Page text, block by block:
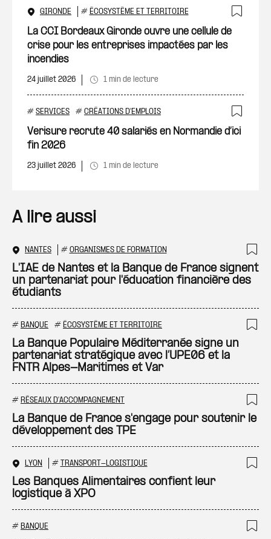
GIRONDE # ÉCOSYSTÈME ET TERRITOIRE
La CCI Bordeaux Gironde ouvre une cellule de
crise pour les entreprises impactées par les
incendies
24 juillet 2026 1 min de lecture
# SERVICES # CRÉATIONS D'EMPLOIS
Verisure recrute 40 salariés en Normandie d’ici
fin 2026
23 juillet 2026 1 min de lecture
A lire aussi
NANTES # ORGANISMES DE FORMATION
L'IAE de Nantes et la Banque de France signent
un partenariat pour l'éducation financière des
étudiants
# BANQUE # ÉCOSYSTÈME ET TERRITOIRE
La Banque Populaire Méditerranée signe un
partenariat stratégique avec l’UPE06 et la
FNTR Alpes-Maritimes et Var
# RÉSEAUX D'ACCOMPAGNEMENT
La Banque de France s'engage pour soutenir le
développement des TPE
LYON # TRANSPORT-LOGISTIQUE
Les Banques Alimentaires confient leur
logistique à XPO
# BANQUE